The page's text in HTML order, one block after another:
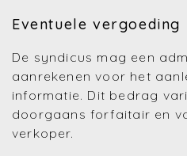
Eventuele vergoeding
De syndicus mag een
aanrekenen voor het
informatie. Dit bedrag
doorgaans forfaitair en
verkoper.